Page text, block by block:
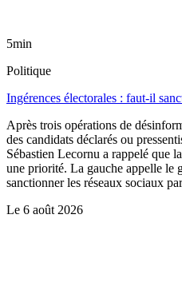
5min
Politique
Ingérences électorales : faut-il
Après trois opérations de
des candidats déclarés ou
Sébastien Lecornu a rappelé que
une priorité. La gauche appelle le
sanctionner les réseaux sociaux
Le 6 août 2026